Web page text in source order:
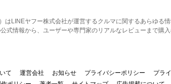
はLINEヤフー株式会社が運営するクルマに関するあらゆる
式情報から、ユーザーや専門家のリアルなレビューまで購
て 運営会社 お知らせ プライバシーポリシー プラ